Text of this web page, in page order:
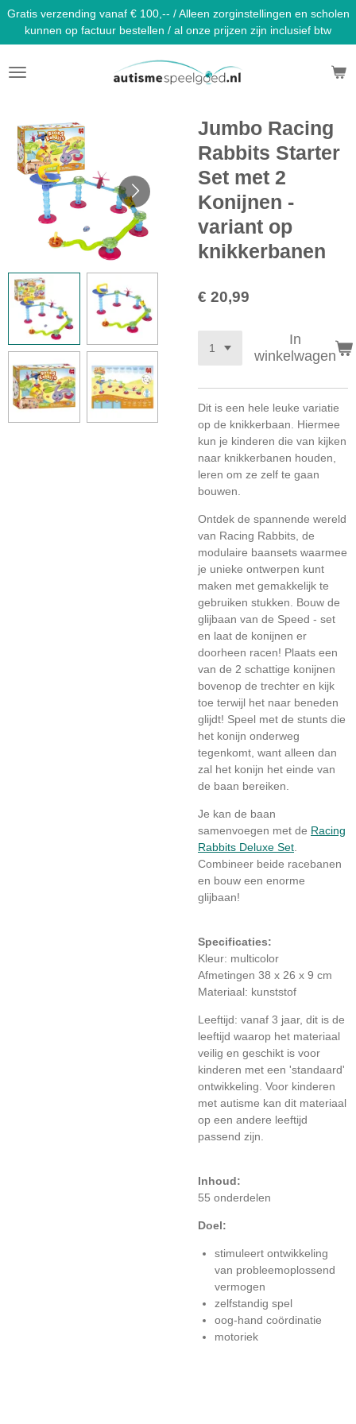
Ga
direct
naar
de
hoofdinhoud
Gratis verzending vanaf € 100,-- / Alleen zorginstellingen en scholen
kunnen op factuur bestellen / al onze prijzen zijn inclusief btw
Jumbo Racing
Rabbits Starter
Set met 2
Konijnen -
variant op
knikkerbanen
€ 20,99
In
winkelwagen
Dit is een hele leuke variatie
op de knikkerbaan. Hiermee
kun je kinderen die van kijken
naar knikkerbanen houden,
leren om ze zelf te gaan
bouwen.
Ontdek de spannende wereld
van Racing Rabbits, de
modulaire baansets waarmee
je unieke ontwerpen kunt
maken met gemakkelijk te
gebruiken stukken. Bouw de
glijbaan van de Speed - set
en laat de konijnen er
doorheen racen! Plaats een
van de 2 schattige konijnen
bovenop de trechter en kijk
toe terwijl het naar beneden
glijdt! Speel met de stunts die
het konijn onderweg
tegenkomt, want alleen dan
zal het konijn het einde van
de baan bereiken.
Je kan de baan
samenvoegen met de Racing
Rabbits Deluxe Set
Combineer beide racebanen
en bouw een enorme
glijbaan!
Specificaties:
Kleur: multicolor
Afmetingen 38 x 26 x 9 cm
Materiaal: kunststof
Leeftijd: vanaf 3 jaar, dit is de
leeftijd waarop het materiaal
veilig en geschikt is voor
kinderen met een 'standaard'
ontwikkeling. Voor kinderen
met autisme kan dit materiaal
op een andere leeftijd
passend zijn.
Inhoud:
55 onderdelen
Doel:
stimuleert ontwikkeling
van probleemoplossend
vermogen
zelfstandig spel
oog-hand coördinatie
motoriek